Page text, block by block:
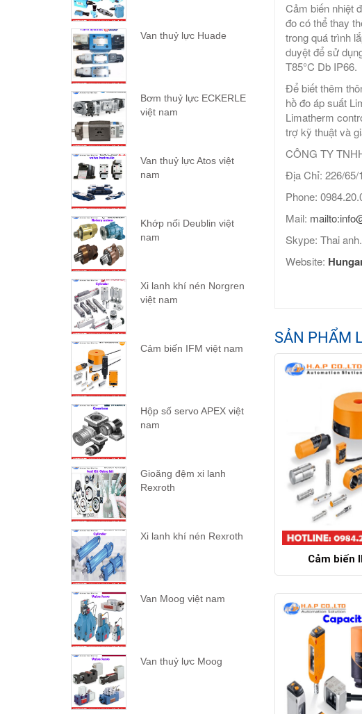
Cảm biến nhiệt
đo có thể thay
trong quá trình
duyệt để sử
T85°C Db IP66.
Để biết thêm
hồ đo áp suất
Limatherm
trợ kỹ thuật và
CÔNG TY
Địa Chỉ: 226/65/
Phone:
Mail:
Skype: Thai
Website:
SẢN PHẨM
Cảm biến
Van thuỷ lực Huade
Bơm thuỷ lực ECKERLE
việt nam
Van thuỷ lực Atos việt
nam
Khớp nối Deublin việt
nam
Xi lanh khí nén Norgren
việt nam
Cảm biến IFM việt nam
Hộp số servo APEX việt
nam
Gioăng đệm xi lanh
Rexroth
Xi lanh khí nén Rexroth
Van Moog việt nam
Van thuỷ lực Moog